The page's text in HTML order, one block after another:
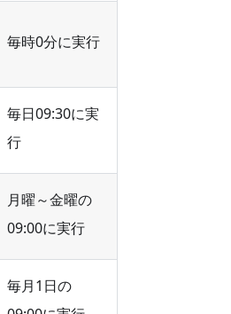
毎時0分に実行
毎日09:30に実
行
月曜～金曜の
09:00に実行
毎月1日の